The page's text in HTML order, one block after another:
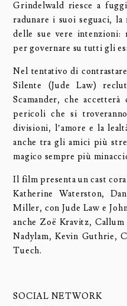
Grindelwald riesce a
radunare i suoi seguaci,
delle sue vere intenzioni:
per governare su tutti gli
Nel tentativo di
Silente (Jude Law)
Scamander, che
pericoli che si
divisioni, l’amore e la
anche tra gli amici più
magico sempre più
Il film presenta un cast
Katherine Waterston,
Miller, con Jude Law e
anche Zoë Kravitz,
Nadylam, Kevin Guthrie,
Tuech.
SOCIAL NETWORK